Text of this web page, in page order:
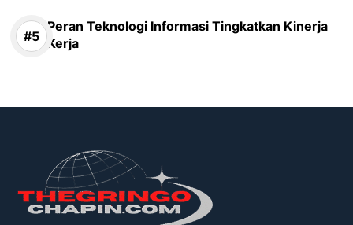
Peran Teknologi Informasi Tingkatkan Kinerja
Kerja